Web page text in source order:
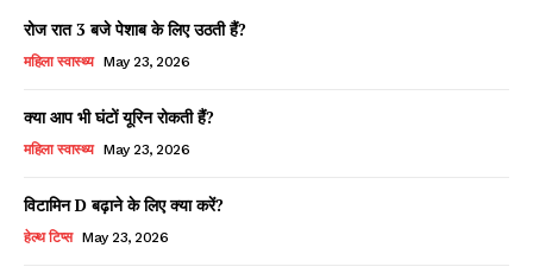
रोज रात 3 बजे पेशाब के लिए उठती हैं?
महिला स्वास्थ्य May 23, 2026
क्या आप भी घंटों यूरिन रोकती हैं?
महिला स्वास्थ्य May 23, 2026
विटामिन D बढ़ाने के लिए क्या करें?
हेल्थ टिप्स May 23, 2026